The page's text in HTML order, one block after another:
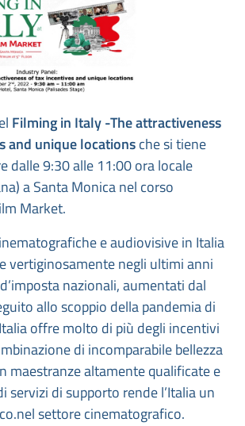
Filming in Italy -The attractiveness
and unique locationsche si tiene
dalle 9:30 alle 11:00 ora locale
a Santa Monica nel corso
Market.
e audiovisive in Italia
vertiginosamente negli ultimi anni
nazionali, aumentati dal
allo scoppio della pandemia di
offre molto di più degli incentivi
di incomparabile bellezza
maestranze altamente qualificate e
servizi di supporto rende l’Italia un
settore cinematografico.